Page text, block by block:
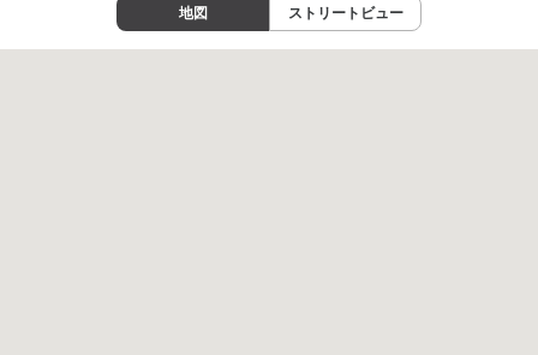
地図 ストリートビュー